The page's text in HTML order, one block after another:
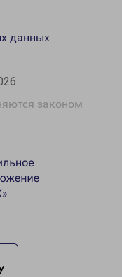
законом
данных